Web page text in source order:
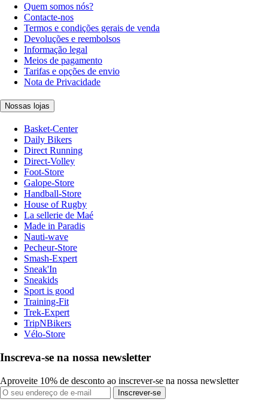
Quem somos nós?
Contacte-nos
Termos e condições gerais de venda
Devoluções e reembolsos
Informação legal
Meios de pagamento
Tarifas e opções de envio
Nota de Privacidade
Nossas lojas
Basket-Center
Daily Bikers
Direct Running
Direct-Volley
Foot-Store
Galope-Store
Handball-Store
House of Rugby
La sellerie de Maé
Made in Paradis
Nauti-wave
Pecheur-Store
Smash-Expert
Sneak'In
Sneakids
Sport is good
Training-Fit
Trek-Expert
TripNBikers
Vélo-Store
Inscreva-se na nossa newsletter
Aproveite 10% de desconto ao inscrever-se na nossa newsletter
Inscrever-se